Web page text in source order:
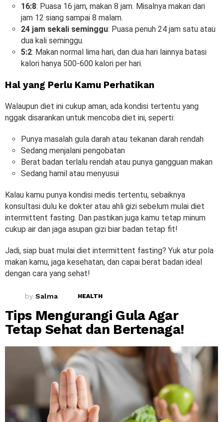
16:8: Puasa 16 jam, makan 8 jam. Misalnya makan dari
jam 12 siang sampai 8 malam.
24 jam sekali seminggu: Puasa penuh 24 jam satu atau
dua kali seminggu.
5:2: Makan normal lima hari, dan dua hari lainnya batasi
kalori hanya 500-600 kalori per hari.
Hal yang Perlu Kamu Perhatikan
Walaupun diet ini cukup aman, ada kondisi tertentu yang
nggak disarankan untuk mencoba diet ini, seperti:
Punya masalah gula darah atau tekanan darah rendah
Sedang menjalani pengobatan
Berat badan terlalu rendah atau punya gangguan makan
Sedang hamil atau menyusui
Kalau kamu punya kondisi medis tertentu, sebaiknya
konsultasi dulu ke dokter atau ahli gizi sebelum mulai diet
intermittent fasting. Dan pastikan juga kamu tetap minum
cukup air dan jaga asupan gizi biar badan tetap fit!
Jadi, siap buat mulai diet intermittent fasting? Yuk atur pola
makan kamu, jaga kesehatan, dan capai berat badan ideal
dengan cara yang sehat!
by Salma HEALTH
Tips Mengurangi Gula Agar
Tetap Sehat dan Bertenaga!